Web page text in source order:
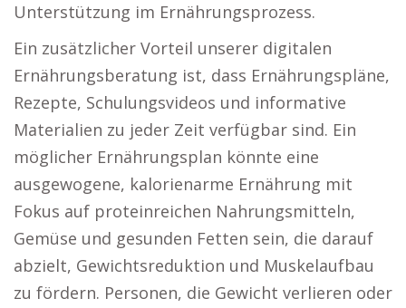
Unterstützung im Ernährungsprozess.
Ein zusätzlicher Vorteil unserer digitalen
Ernährungsberatung ist, dass Ernährungspläne,
Rezepte, Schulungsvideos und informative
Materialien zu jeder Zeit verfügbar sind. Ein
möglicher Ernährungsplan könnte eine
ausgewogene, kalorienarme Ernährung mit
Fokus auf proteinreichen Nahrungsmitteln,
Gemüse und gesunden Fetten sein, die darauf
abzielt, Gewichtsreduktion und Muskelaufbau
zu fördern. Personen, die Gewicht verlieren oder